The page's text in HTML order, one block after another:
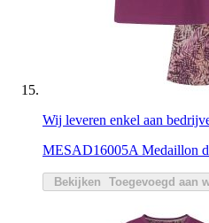
Wij leveren enkel aan
MESAD16005A Medaillon
Bekijken Toegevoegd aan